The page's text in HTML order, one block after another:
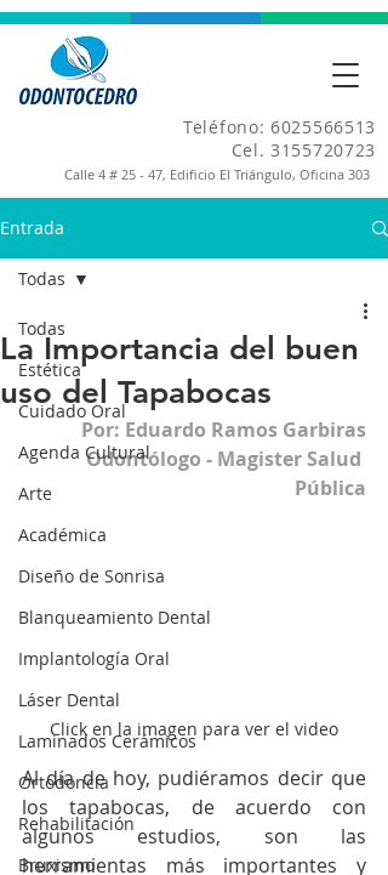
Teléfono: 6025566513
Cel. 3155720723
Calle 4 # 25 - 47, Edificio El Triángulo, Oficina 303
Entrada
Todas
Estética
Cuidado Oral
Agenda Cultural
Arte
Académica
Diseño de Sonrisa
Blanqueamiento Dental
Implantología Oral
Láser Dental
Laminados Cerámicos
Ortodoncia
Rehabilitación
Bruxismo
Todas
La Importancia del buen
uso del Tapabocas
Por: Eduardo Ramos Garbiras
Odontólogo - Magister Salud
Pública
Click en la imagen para ver el video
Al día de hoy, pudiéramos decir que
los tapabocas, de acuerdo con
algunos estudios, son las
herramientas más importantes y